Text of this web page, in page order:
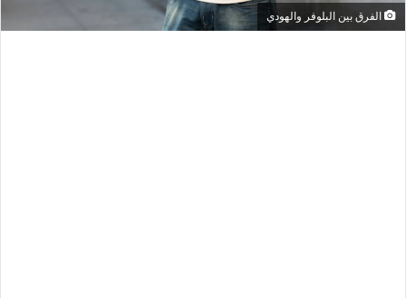
الفرق بين البلوفر والهودي